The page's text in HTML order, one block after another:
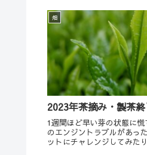
天気はもち、期間中毎日摘
返すことが...
畑
2023年茶摘み・製茶終
1週間ほど早い芽の状態に
のエンジントラブルがあっ
ットにチャレンジしてみた